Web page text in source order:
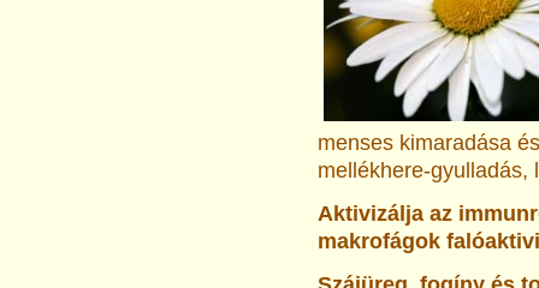
menses kimaradása
mellékhere-gyulladás,
Aktivizálja az
makrofágok